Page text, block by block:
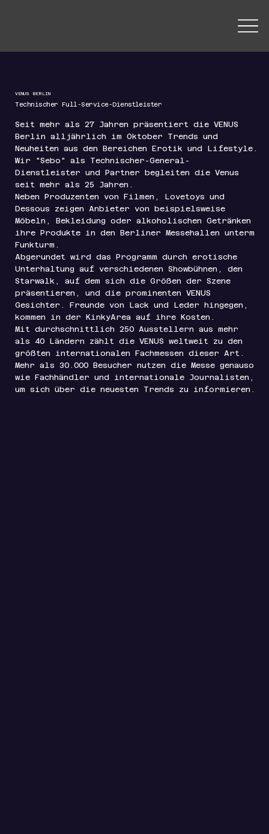
VENUS BERLIN
Technischer Full-Service-Dienstleister
Seit mehr als 27 Jahren präsentiert die VENUS
Berlin alljährlich im Oktober Trends und
Neuheiten aus den Bereichen Erotik und Lifestyle.
Wir "Sebo" als Technischer-General-
Dienstleister und Partner begleiten die Venus
seit mehr als 25 Jahren.
Neben Produzenten von Filmen, Lovetoys und
Dessous zeigen Anbieter von beispielsweise
Möbeln, Bekleidung oder alkoholischen Getränken
ihre Produkte in den Berliner Messehallen unterm
Funkturm.
Abgerundet wird das Programm durch erotische
Unterhaltung auf verschiedenen Showbühnen, den
Starwalk, auf dem sich die Größen der Szene
präsentieren, und die prominenten VENUS
Gesichter. Freunde von Lack und Leder hingegen,
kommen in der KinkyArea auf ihre Kosten.
Mit durchschnittlich 250 Ausstellern aus mehr
als 40 Ländern zählt die VENUS weltweit zu den
größten internationalen Fachmessen dieser Art.
Mehr als 30.000 Besucher nutzen die Messe genauso
wie Fachhändler und internationale Journalisten,
um sich über die neuesten Trends zu informieren.